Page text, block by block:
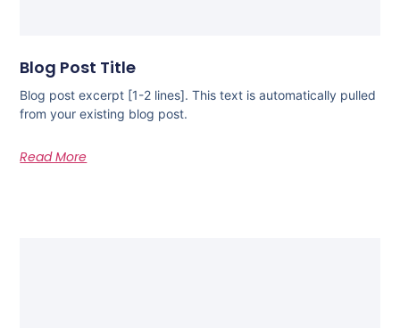
Blog Post Title
Blog post excerpt [1-2 lines]. This text is automatically pulled
from your existing blog post.
Read More